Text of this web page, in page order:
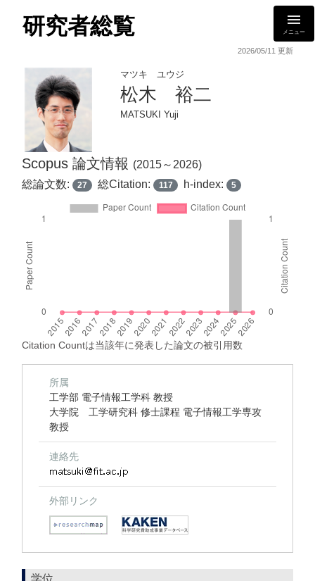
研究者総覧 メニュー
2026/05/11 更新
マツキ ユウジ
松木 裕二
MATSUKI Yuji
Scopus 論文情報 (2015～2026)
総論文数:
27 総Citation: 117 h-index: 5
Citation Countは当該年に発表した論文の被引用数
所属
工学部 電子情報工学科 教授
大学院 工学研究科 修士課程 電子情報工学専攻
教授
連絡先
外部リンク
学位